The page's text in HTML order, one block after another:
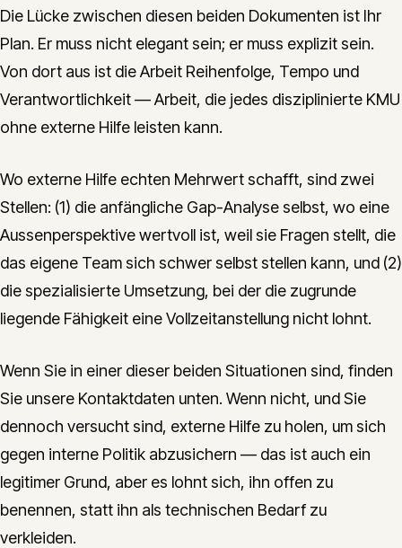
Die Lücke zwischen diesen beiden Dokumenten ist Ihr
Plan. Er muss nicht elegant sein; er muss explizit sein.
Von dort aus ist die Arbeit Reihenfolge, Tempo und
Verantwortlichkeit — Arbeit, die jedes disziplinierte KMU
ohne externe Hilfe leisten kann.
Wo externe Hilfe echten Mehrwert schafft, sind zwei
Stellen: (1) die anfängliche Gap-Analyse selbst, wo eine
Aussenperspektive wertvoll ist, weil sie Fragen stellt, die
das eigene Team sich schwer selbst stellen kann, und (2)
die spezialisierte Umsetzung, bei der die zugrunde
liegende Fähigkeit eine Vollzeitanstellung nicht lohnt.
Wenn Sie in einer dieser beiden Situationen sind, finden
Sie unsere Kontaktdaten unten. Wenn nicht, und Sie
dennoch versucht sind, externe Hilfe zu holen, um sich
gegen interne Politik abzusichern — das ist auch ein
legitimer Grund, aber es lohnt sich, ihn offen zu
benennen, statt ihn als technischen Bedarf zu
verkleiden.